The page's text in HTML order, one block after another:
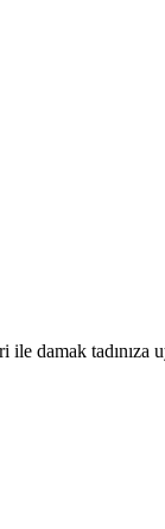
damak